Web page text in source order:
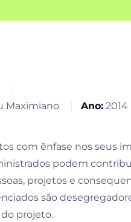
Maximiano Ano: 2014
com ênfase nos seus
podem
projetos e
são
projeto.